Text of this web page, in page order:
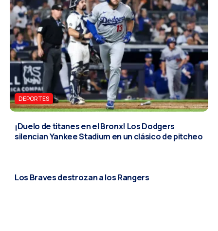
DEPORTES
¡Duelo de titanes en el Bronx! Los Dodgers
silencian Yankee Stadium en un clásico de pitcheo
Los Braves destrozan a los Rangers